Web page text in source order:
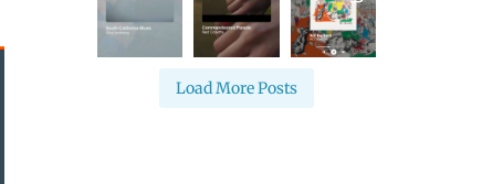
Load More Posts